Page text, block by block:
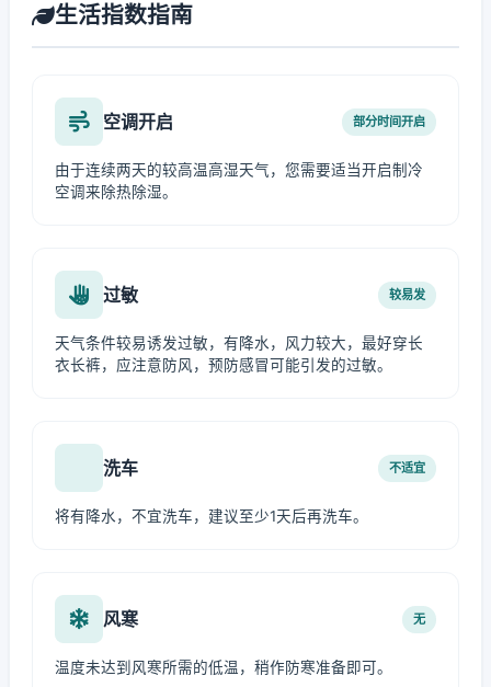
生活指数指南
空调开启 部分时间开启
由于连续两天的较高温高湿天气，您需要适当开启制冷
空调来除热除湿。
过敏 较易发
天气条件较易诱发过敏，有降水，风力较大，最好穿长
衣长裤，应注意防风，预防感冒可能引发的过敏。
洗车 不适宜
将有降水，不宜洗车，建议至少1天后再洗车。
风寒 无
温度未达到风寒所需的低温，稍作防寒准备即可。